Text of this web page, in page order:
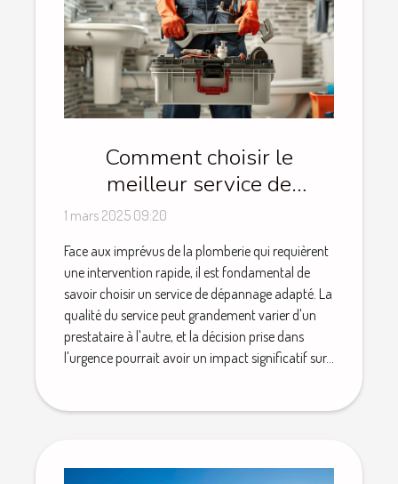
Comment choisir le
meilleur service de
plomberie d'urgence
1 mars 2025 09:20
Face aux imprévus de la plomberie qui requièrent
une intervention rapide, il est fondamental de
savoir choisir un service de dépannage adapté. La
qualité du service peut grandement varier d'un
prestataire à l'autre, et la décision prise dans
l'urgence pourrait avoir un impact significatif sur...